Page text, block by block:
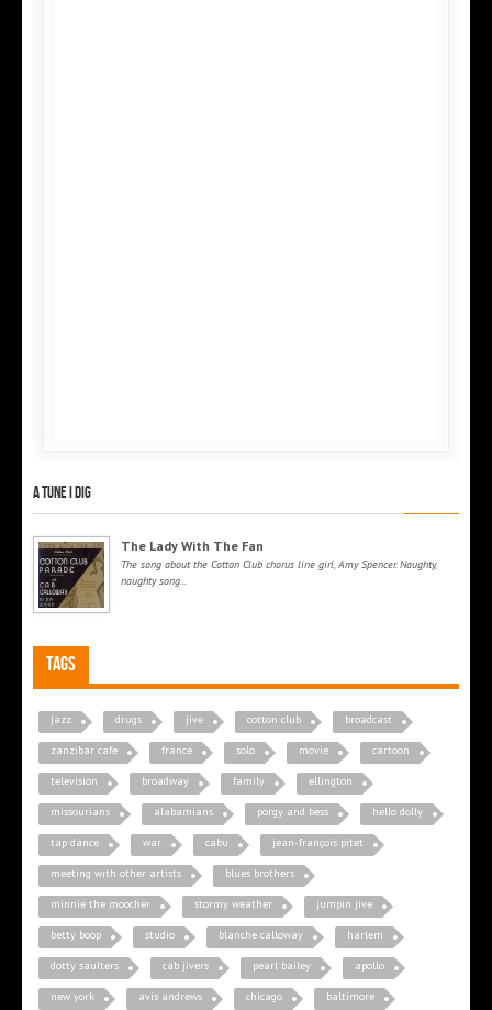
A tune I dig
The Lady With The Fan
The song about the Cotton Club chorus line girl, Amy Spencer. Naughty,
naughty song...
Tags
jazz drugs jive cotton club broadcast
zanzibar cafe france solo movie cartoon
television broadway family ellington
missourians alabamians porgy and bess hello dolly
tap dance war cabu jean-françois pitet
meeting with other artists blues brothers
minnie the moocher stormy weather jumpin jive
betty boop studio blanche calloway harlem
dotty saulters cab jivers pearl bailey apollo
new york avis andrews chicago baltimore